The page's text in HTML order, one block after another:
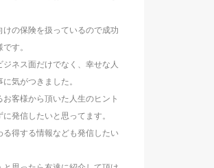
の保険を扱っているので成功
す。
ネス面だけでなく、幸せな人
気がつきました。
客様から頂いた人生のヒント
発信したいと思ってます。
る得する情報なども発信したい